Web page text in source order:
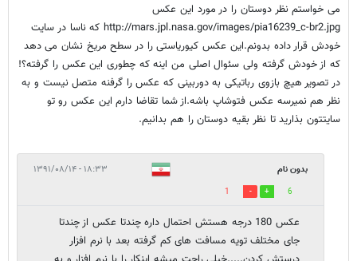
می خواستم نظر دوستان را در مورد این عکس
http://mars.jpl.nasa.gov/images/pia16239_c-br2.jpg که ناسا در سایت
خودش قرار داده بدونم.این عکس کیوریاستی را در سطح مریخ نشان می دهد
که از خودش گرفته ولی سئوال اصلی من اینه که چطوری این عکس را گرفته؟!
در تصویر هیچ بازوی رباتیکی به دوربینی که عکس را گرفنه متصل نیست و به
نظر هم نمیرسه عکس فتوشاپ باشه.از شما تقاضا دارم این عکس رو تو
سایتتون بذارید تا نظر بقیه دوستان را هم بدانیم.
بدون نام ۱۸:۳۳ - ۱۳۹۱/۰۸/۱۴
6
1
عکس 180 درجه هستش احتمال داره چندتا عکس از چندتا
جای مختلف تویه مسافت های کم گرفته بعد با نرم افزار